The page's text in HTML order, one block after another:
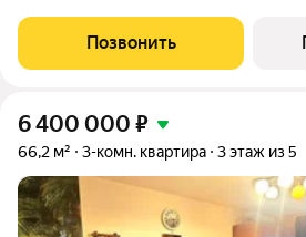
млн ! Дарим кухню! Арктическая
Ставка 1%!Семейная
Позвонить
6 400 000 ₽
66,2 м² 3-комн. квартира 3 этаж из 5